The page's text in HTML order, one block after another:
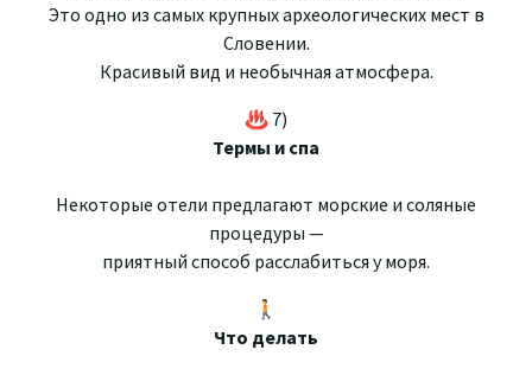
Это одно из самых крупных археологических мест в
Словении.
Красивый вид и необычная атмосфера.
♨️ 7)
Термы и спа
Некоторые отели предлагают морские и соляные
процедуры —
приятный способ расслабиться у моря.
🚶
Что делать